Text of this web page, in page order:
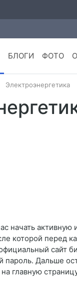
БЛОГИ ФОТО
Электроэнергетика
начать
которой перед
сайт
Дальше
главную